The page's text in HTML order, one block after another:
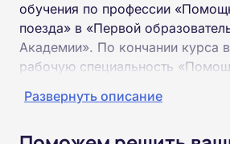
обучения по профессии
поезда» в «Первой
Академии». По кончании курса
рабочую специальность
Развернуть описание